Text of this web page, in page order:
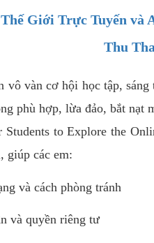
Giới Trực Tuyến và
Thu
vô vàn cơ hội học tập,
phù hợp, lừa đảo, bắt nạt
Students to Explore the
giúp các em:
và cách phòng tránh
và quyền riêng tư